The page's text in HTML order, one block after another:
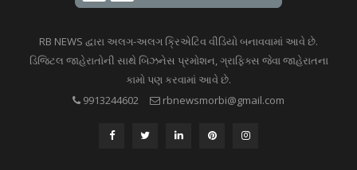
RB NEWS દ્વારા અલગ-અલગ ક્રિએટિવ વીડિયો બનાવવામાં આવે છે.
ડિજિટલ જાહેરાતોની સાથે બિઝનેસ પ્રમોશન, ગ્રાફિક્સ જેવા જાહેરાતના
કામો પણ કરવામાં આવે છે.
9913244602
rbnewsmorbi@gmail.com